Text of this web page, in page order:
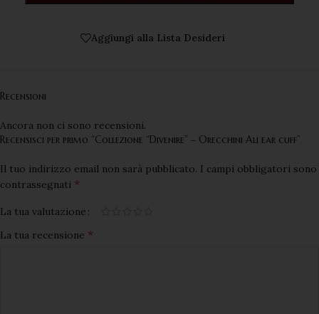
Aggiungi alla Lista Desideri
Recensioni
Ancora non ci sono recensioni.
Recensisci per primo “Collezione “Divenire” – Orecchini Ali ear cuff”
Il tuo indirizzo email non sarà pubblicato. I campi obbligatori sono
contrassegnati *
La tua valutazione
La tua recensione *